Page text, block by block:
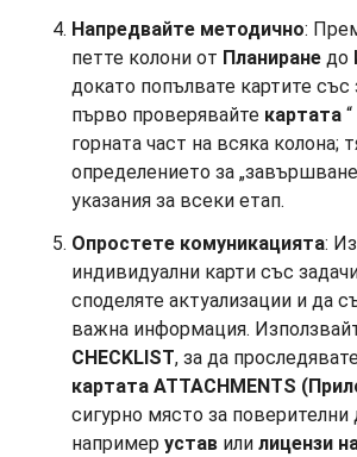
Напредвайте методично:
петте колони от Планиране до
докато попълвате картите със
първо проверявайте картата “
горната част на всяка колона;
определението за
указания за всеки етап.
Опростете комуникацията:
индивидуални карти със
споделяте актуализации и да
важна информация.
CHECKLIST, за да
картата ATTACHMENTS
сигурно място за поверителни
например устав или лицензи